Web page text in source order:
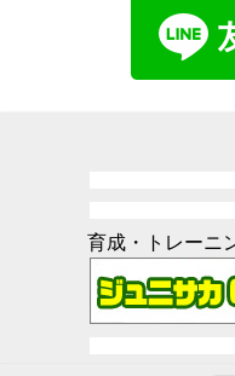
育成・トレーニ